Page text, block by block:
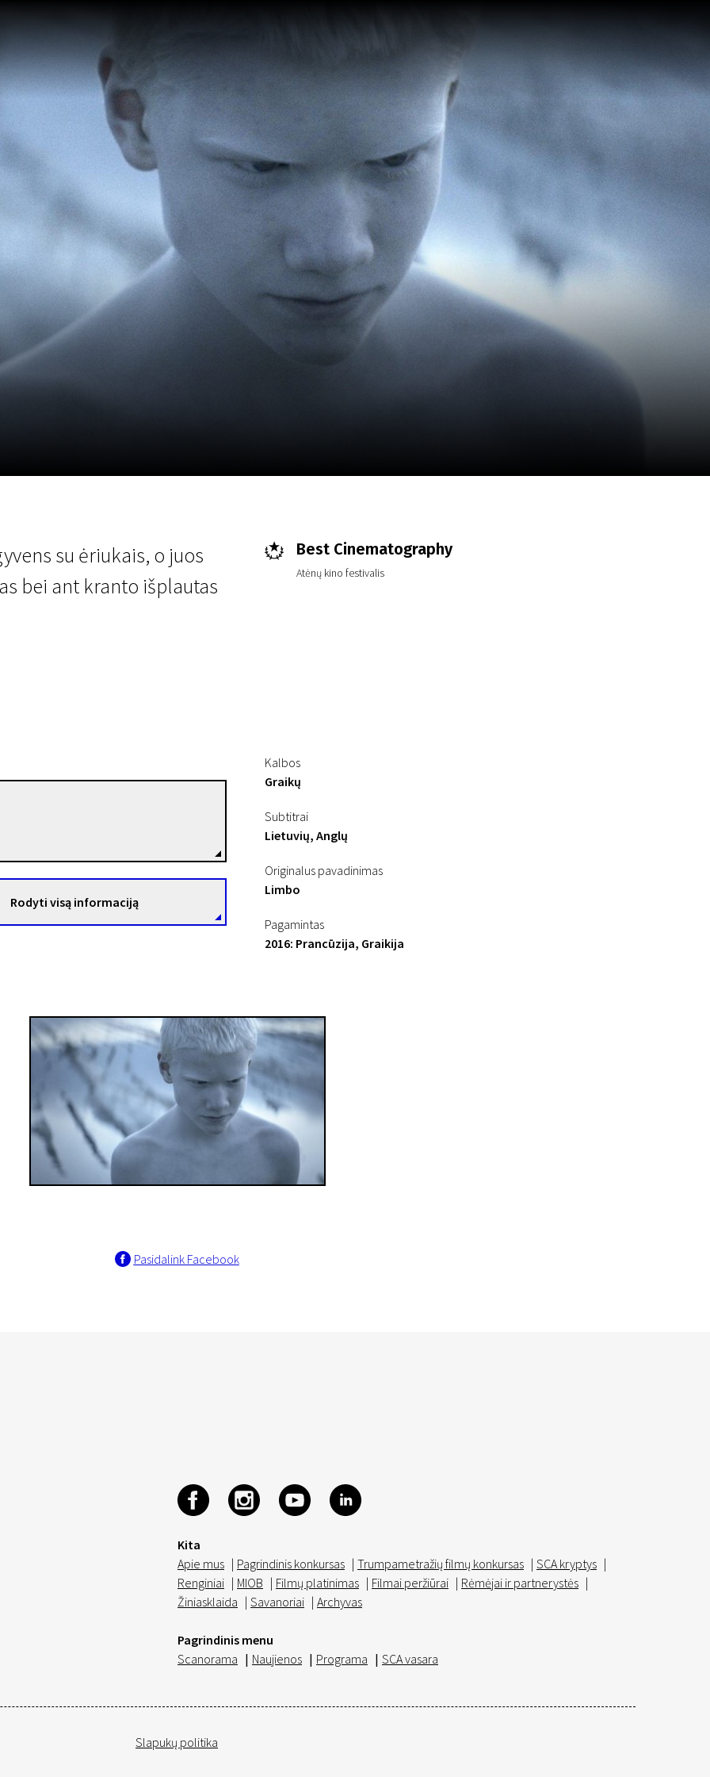
su ėriukais, o juos
bei ant kranto išplautas
Best Cinematography
Atėnų kino festivalis
Rodyti visą informaciją
Kalbos
Graikų
Subtitrai
Lietuvių, Anglų
Originalus pavadinimas
Limbo
Pagamintas
2016: Prancūzija, Graikija
Pasidalink Facebook
Kita
Apie mus | Pagrindinis konkursas | Trumpametražių filmų konkursas | SCA kryptys |
Renginiai | MIOB | Filmų platinimas | Filmai peržiūrai | Rėmėjai ir partnerystės |
Žiniasklaida | Savanoriai | Archyvas
Pagrindinis menu
Scanorama | Naujienos | Programa | SCA vasara
Slapukų politika